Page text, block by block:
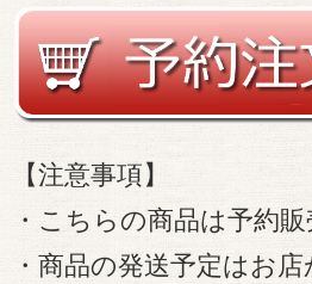
【注意事項】
・こちらの商品は予約販
・商品の発送予定はお